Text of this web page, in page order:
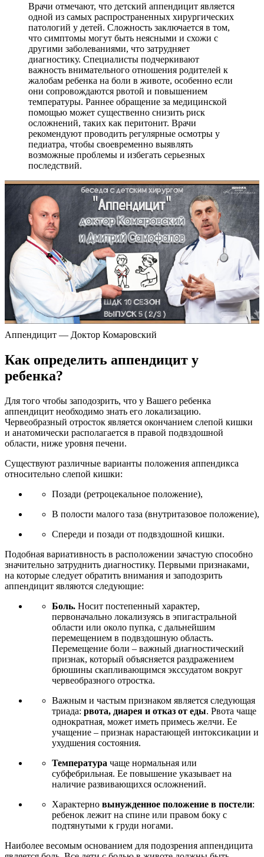
Врачи отмечают, что детский аппендицит является
одной из самых распространенных хирургических
патологий у детей. Сложность заключается в том,
что симптомы могут быть неясными и схожи с
другими заболеваниями, что затрудняет
диагностику. Специалисты подчеркивают
важность внимательного отношения родителей к
жалобам ребенка на боли в животе, особенно если
они сопровождаются рвотой и повышением
температуры. Раннее обращение за медицинской
помощью может существенно снизить риск
осложнений, таких как перитонит. Врачи
рекомендуют проводить регулярные осмотры у
педиатра, чтобы своевременно выявлять
возможные проблемы и избегать серьезных
последствий.
Аппендицит — Доктор Комаровский
Как определить аппендицит у
ребенка?
Для того чтобы заподозрить, что у Вашего ребенка
аппендицит необходимо знать его локализацию.
Червеобразный отросток является окончанием слепой кишки
и анатомически располагается в правой подвздошной
области, ниже уровня печени.
Существуют различные варианты положения аппендикса
относительно слепой кишки:
Позади (ретроцекальное положение),
В полости малого таза (внутритазовое положение),
Спереди и позади от подвздошной кишки.
Подобная вариативность в расположении зачастую способно
значительно затруднить диагностику. Первыми признаками,
на которые следует обратить внимания и заподозрить
аппендицит являются следующие:
Боль. Носит постепенный характер,
первоначально локализуясь в эпигастральной
области или около пупка, с дальнейшим
перемещением в подвздошную область.
Перемещение боли – важный диагностический
признак, который объясняется раздражением
брюшины скапливающимся экссудатом вокруг
червеобразного отростка.
Важным и частым признаком является следующая
триада: рвота, диарея и отказ от еды. Рвота чаще
однократная, может иметь примесь желчи. Ее
учащение – признак нарастающей интоксикации и
ухудшения состояния.
Температура чаще нормальная или
субфебрильная. Ее повышение указывает на
наличие развивающихся осложнений.
Характерно вынужденное положение в постели:
ребенок лежит на спине или правом боку с
подтянутыми к груди ногами.
Наиболее весомым основанием для подозрения аппендицита